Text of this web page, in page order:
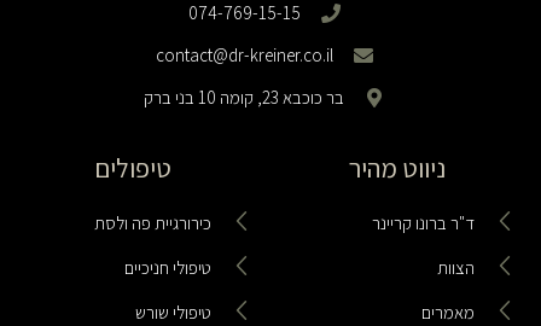
074-769-15-15
contact@dr-kreiner.co.il
בר כוכבא 23, קומה 10 בני ברק
ניווט מהיר
ד"ר ברונו קריינר
הצוות
מאמרים
טיפולים
כירורגיית פה ולסת
טיפולי חניכיים
טיפולי שורש